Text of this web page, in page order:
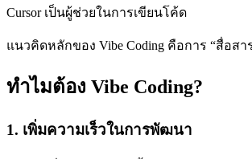
Cursor เป็นผู้ช่วยในการเขียนโค้ด
แนวคิดหลักของ Vibe Coding คือการ “สื่อส
ทำไมต้อง Vibe Coding?
1. เพิ่มความเร็วในการพัฒนา